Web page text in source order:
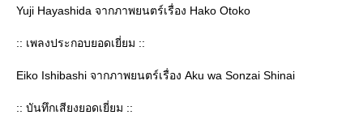
Yuji Hayashida จากภาพยนตร์เรื่อง Hako Otoko
:: เพลงประกอบยอดเยี่ยม ::
Eiko Ishibashi จากภาพยนตร์เรื่อง Aku wa Sonzai Shinai
:: บันทึกเสียงยอดเยี่ยม ::